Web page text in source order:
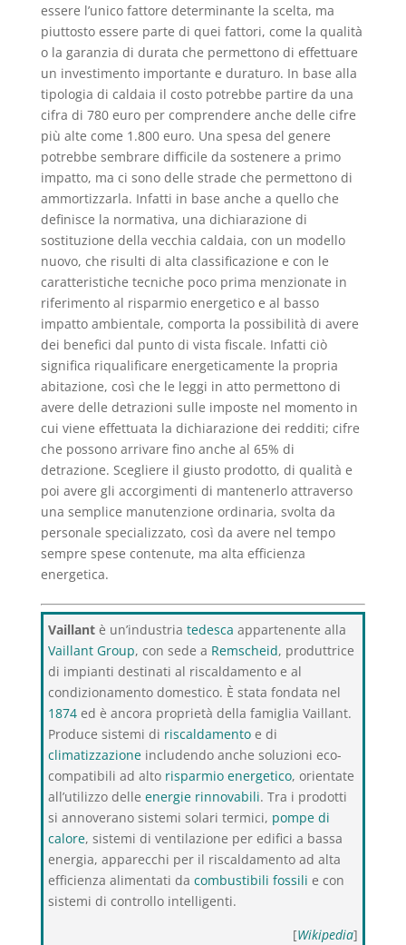
essere l’unico fattore determinante la scelta, ma
piuttosto essere parte di quei fattori, come la qualità
o la garanzia di durata che permettono di effettuare
un investimento importante e duraturo. In base alla
tipologia di caldaia il costo potrebbe partire da una
cifra di 780 euro per comprendere anche delle cifre
più alte come 1.800 euro. Una spesa del genere
potrebbe sembrare difficile da sostenere a primo
impatto, ma ci sono delle strade che permettono di
ammortizzarla. Infatti in base anche a quello che
definisce la normativa, una dichiarazione di
sostituzione della vecchia caldaia, con un modello
nuovo, che risulti di alta classificazione e con le
caratteristiche tecniche poco prima menzionate in
riferimento al risparmio energetico e al basso
impatto ambientale, comporta la possibilità di avere
dei benefici dal punto di vista fiscale. Infatti ciò
significa riqualificare energeticamente la propria
abitazione, così che le leggi in atto permettono di
avere delle detrazioni sulle imposte nel momento in
cui viene effettuata la dichiarazione dei redditi; cifre
che possono arrivare fino anche al 65% di
detrazione. Scegliere il giusto prodotto, di qualità e
poi avere gli accorgimenti di mantenerlo attraverso
una semplice manutenzione ordinaria, svolta da
personale specializzato, così da avere nel tempo
sempre spese contenute, ma alta efficienza
energetica.
Vaillantè un’industria tedesca appartenente alla
Vaillant Group, con sede a Remscheid, produttrice
di impianti destinati al riscaldamento e al
condizionamento domestico. È stata fondata nel
1874ed è ancora proprietà della famiglia Vaillant.
Produce sistemi di riscaldamentoe di
climatizzazioneincludendo anche soluzioni eco-
compatibili ad alto risparmio energetico, orientate
all’utilizzo delle energie rinnovabili. Tra i prodotti
si annoverano sistemi solari termici, pompe di
calore, sistemi di ventilazione per edifici a bassa
energia, apparecchi per il riscaldamento ad alta
efficienza alimentati da combustibili fossili e con
sistemi di controllo intelligenti.
[Wikipedia]